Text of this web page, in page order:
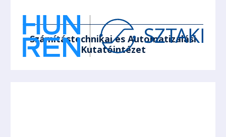
Számítástechnikai és Automatizálási
Kutatóintézet